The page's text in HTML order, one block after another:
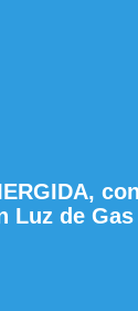
Luz de